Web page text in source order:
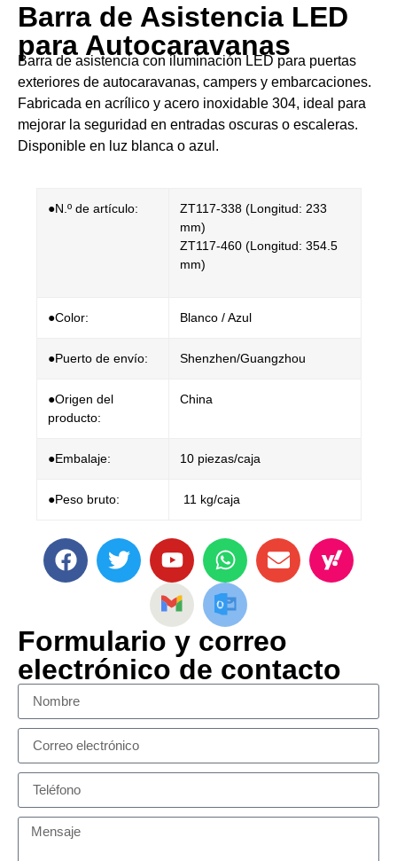
Barra de Asistencia LED
para Autocaravanas
Barra de asistencia con iluminación LED para puertas
exteriores de autocaravanas, campers y embarcaciones.
Fabricada en acrílico y acero inoxidable 304, ideal para
mejorar la seguridad en entradas oscuras o escaleras.
Disponible en luz blanca o azul.
●N.º de artículo: ​​ZT117-338(Longitud: 233
mm)
​ZT117-460 (Longitud: 354.5
mm)
●Color: Blanco / Azul
●Puerto de envío: Shenzhen/Guangzhou
●Origen del
producto:
China
●Embalaje: 10 piezas/caja
●Peso bruto: 11 kg/caja
Formulario y correo
electrónico de contacto